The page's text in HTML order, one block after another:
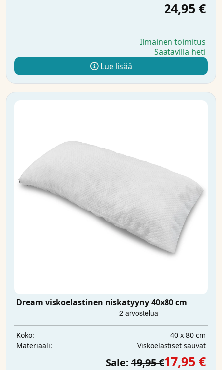
24,95 €
Ilmainen toimitus
Saatavilla heti
Lue lisää
Dream viskoelastinen niskatyyny 40x80 cm
Koko:
40 x 80 cm
Materiaali:
Viskoelastiset sauvat
Sale: 19,95 €17,95 €